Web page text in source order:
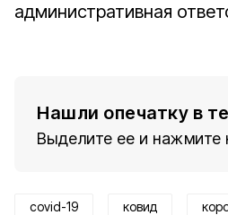
административная
Нашли опечатку в
Выделите ее и нажмите
covid-19 ковид